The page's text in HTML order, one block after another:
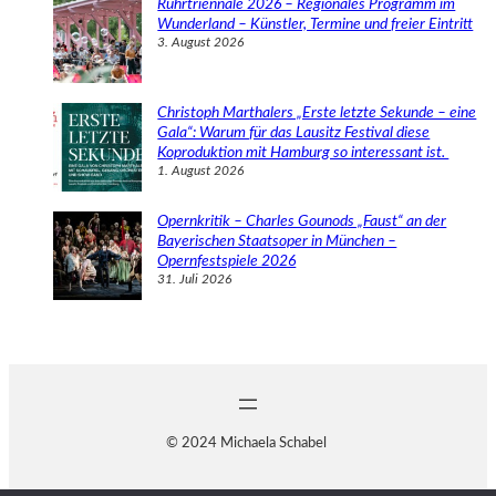
Ruhrtriennale 2026 – Regionales Programm im
Wunderland – Künstler, Termine und freier Eintritt
3. August 2026
Christoph Marthalers „Erste letzte Sekunde – eine
Gala“: Warum für das Lausitz Festival diese
Koproduktion mit Hamburg so interessant ist.
1. August 2026
Opernkritik – Charles Gounods „Faust“ an der
Bayerischen Staatsoper in München –
Opernfestspiele 2026
31. Juli 2026
© 2024 Michaela Schabel